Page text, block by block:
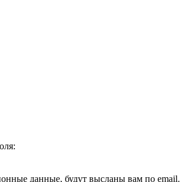
данные, будут высланы вам по email.